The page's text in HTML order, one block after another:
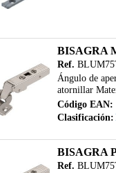
BISAGRA
Ref.
Ángulo de
atornillar
Código EAN:
Clasificación:
BISAGRA
Ref.